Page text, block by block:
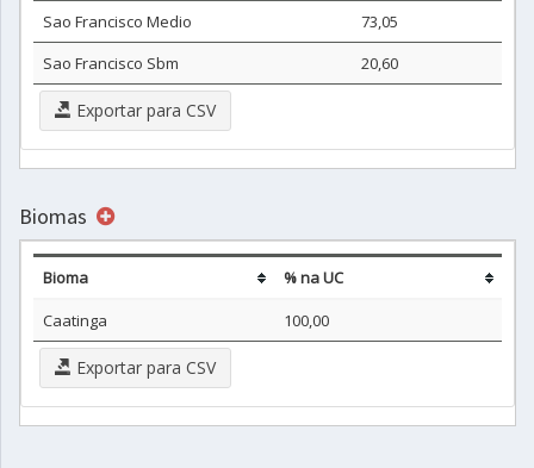
Sao Francisco Medio
73,05
Sao Francisco Sbm
20,60
Exportar para CSV
Biomas
Bioma
% na UC
Caatinga
100,00
Exportar para CSV